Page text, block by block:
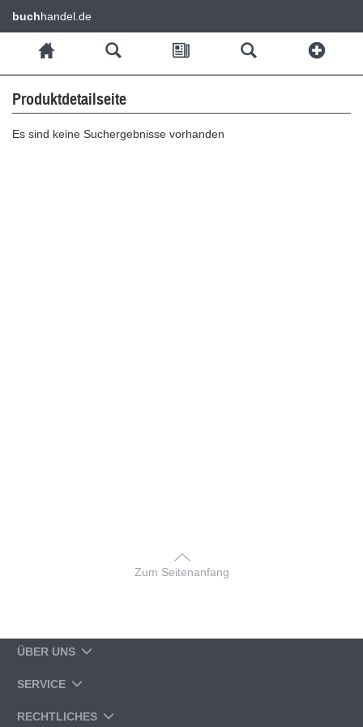
buchhandel.de
Produktdetailseite
Es sind keine Suchergebnisse vorhanden
Zum Seitenanfang
ÜBER UNS
SERVICE
RECHTLICHES